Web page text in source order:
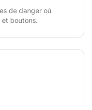
de danger où
et boutons.